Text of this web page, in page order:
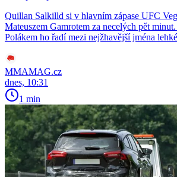
Quillan Salkilld si v hlavním zápase UFC
Mateuszem Gamrotem za necelých pět
Polákem ho řadí mezi nejžhavější jména
MMAMAG.cz
dnes, 10:31
1 min